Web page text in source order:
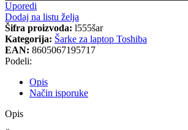
Uporedi
Dodaj na listu želja
Šifra proizvoda: l555šar
Kategorija: Šarke za laptop Toshiba
EAN: 8605067195717
Podeli:
Opis
Način isporuke
Opis